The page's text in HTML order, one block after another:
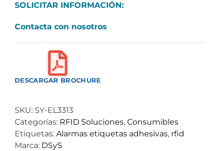
SOLICITAR INFORMACIÓN:
Contacta con nosotros
DESCARGAR BROCHURE
SKU: SY-EL3313
Categorías: RFID Soluciones, Consumibles
Etiquetas: Alarmas etiquetas adhesivas, rfid
Marca: DSyS